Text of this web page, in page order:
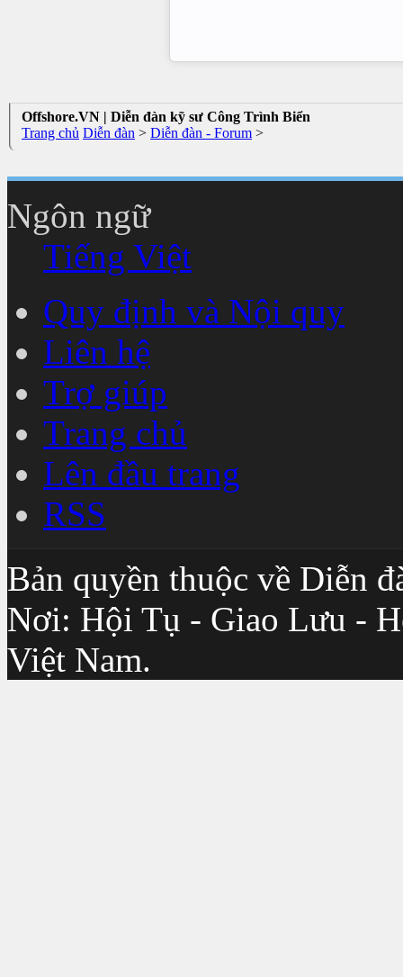
Offshore.VN | Diễn đàn kỹ sư Công Trình Biển
Trang chủ Diễn đàn > Diễn đàn - Forum >
Ngôn ngữ
Tiếng Việt
Quy định và Nội quy
Liên hệ
Trợ giúp
Trang chủ
Lên đầu trang
RSS
Bản quyền thuộc về Diễn
Nơi: Hội Tụ - Giao Lưu -
Việt Nam.